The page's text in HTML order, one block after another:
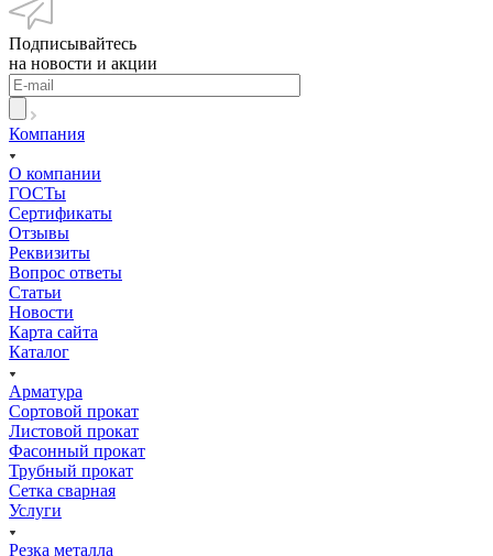
Подписывайтесь
на новости и акции
Компания
О компании
ГОСТы
Сертификаты
Отзывы
Реквизиты
Вопрос ответы
Статьи
Новости
Карта сайта
Каталог
Арматура
Сортовой прокат
Листовой прокат
Фасонный прокат
Трубный прокат
Сетка сварная
Услуги
Резка металла